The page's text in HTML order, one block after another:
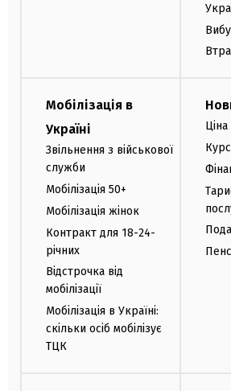
Мобілізація в
Україні
Звільнення з військової
служби
Мобілізація 50+
Мобілізація жінок
Контракт для 18-24-
річних
Відстрочка від
мобілізації
Мобілізація в Україні:
скільки осіб мобілізує
ТЦК